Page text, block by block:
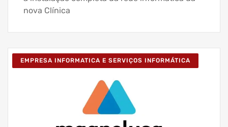
nova Clínica
EMPRESA INFORMATICA E SERVIÇOS INFORMÁTICA